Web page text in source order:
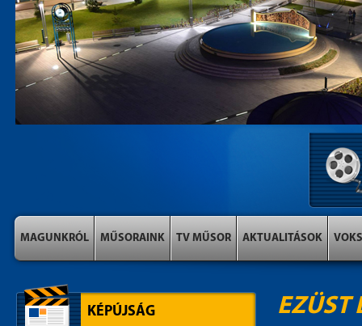
MAGUNKRÓL MŰSORAINK TV MŰSOR AKTUALITÁSOK VOKS
EZÜST
KÉPÚJSÁG